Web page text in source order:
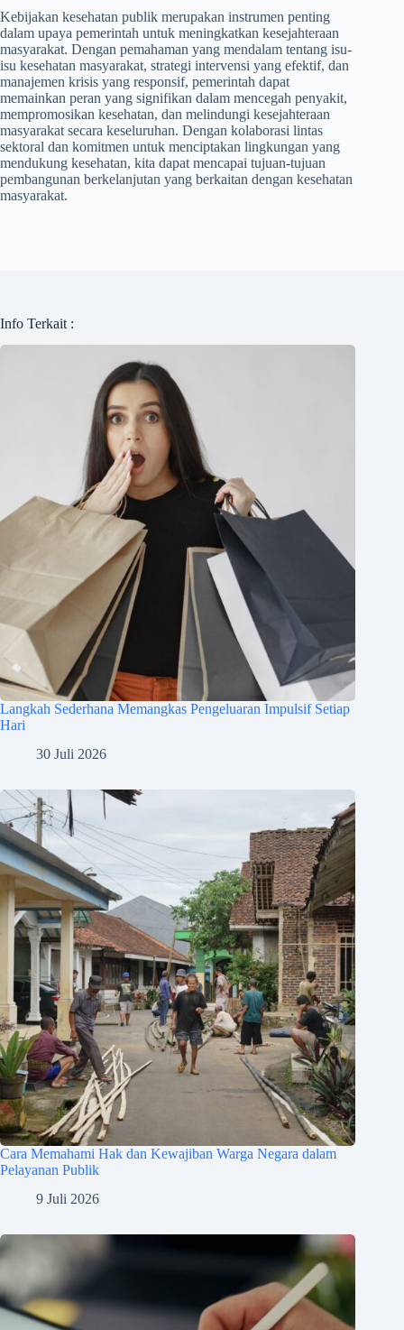
Kebijakan kesehatan publik merupakan instrumen penting
dalam upaya pemerintah untuk meningkatkan kesejahteraan
masyarakat. Dengan pemahaman yang mendalam tentang isu-
isu kesehatan masyarakat, strategi intervensi yang efektif, dan
manajemen krisis yang responsif, pemerintah dapat
memainkan peran yang signifikan dalam mencegah penyakit,
mempromosikan kesehatan, dan melindungi kesejahteraan
masyarakat secara keseluruhan. Dengan kolaborasi lintas
sektoral dan komitmen untuk menciptakan lingkungan yang
mendukung kesehatan, kita dapat mencapai tujuan-tujuan
pembangunan berkelanjutan yang berkaitan dengan kesehatan
masyarakat.
Info Terkait :
Langkah Sederhana Memangkas Pengeluaran Impulsif Setiap
Hari
30 Juli 2026
Cara Memahami Hak dan Kewajiban Warga Negara dalam
Pelayanan Publik
9 Juli 2026